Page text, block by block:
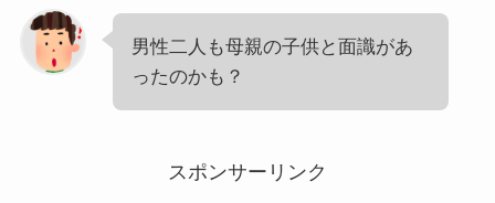
男性二人も母親の子供と面識があ
ったのかも？
スポンサーリンク